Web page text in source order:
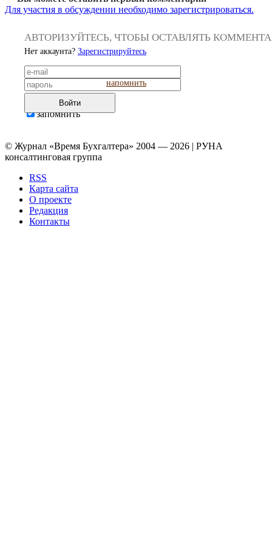
Для участия в обсуждении необходимо зарегистрироваться.
АВТОРИЗУЙТЕСЬ, ЧТОБЫ ОСТАВЛЯТЬ
Нет аккаунта? Зарегистрируйтесь
напомнить
Войти
запомнить
© Журнал «Время Бухгалтера» 2004 — 2026 | РУНА
консалтинговая группа
RSS
Карта сайта
О проекте
Редакция
Контакты